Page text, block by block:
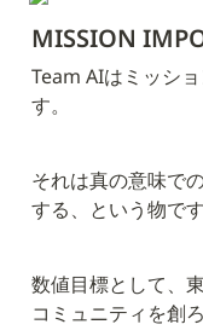
MISSION
Team AIはミッシ
す。
それは真の意味で
する、という物です
数値目標として、
コミュニティを創